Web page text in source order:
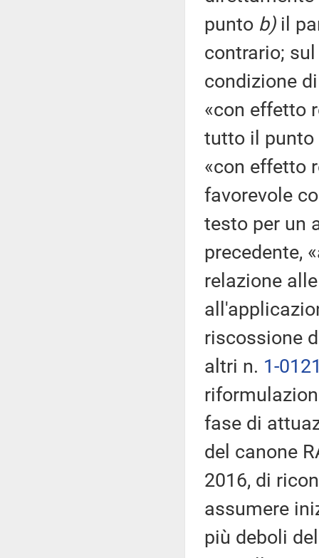
punto b)il
contrario;
condizione
«con effetto
tutto il punto
«con effetto
favorevole
testo per un
precedente,
relazione
riscossione
altri n. 1-
fase di
del canone
2016, di
assumere
più deboli